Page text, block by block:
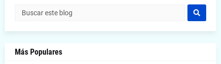
Más Populares